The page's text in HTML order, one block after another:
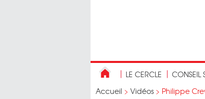
LE CERCLE CONSEIL
Accueil > Vidéos > Philippe